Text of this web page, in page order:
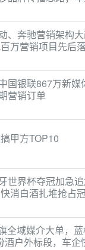
、奔驰营销架构
万营销项目先后
国银联867万新
营销订单
甲方TOP10
世界杯夺冠加急
消白酒扎堆抢占
全域媒介大单，
酒户外标段，车